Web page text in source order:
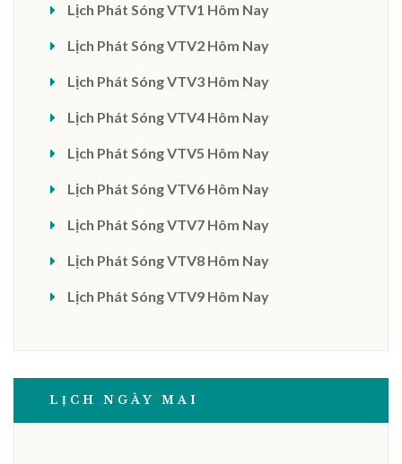
Lịch Phát Sóng VTV1 Hôm Nay
Lịch Phát Sóng VTV2 Hôm Nay
Lịch Phát Sóng VTV3 Hôm Nay
Lịch Phát Sóng VTV4 Hôm Nay
Lịch Phát Sóng VTV5 Hôm Nay
Lịch Phát Sóng VTV6 Hôm Nay
Lịch Phát Sóng VTV7 Hôm Nay
Lịch Phát Sóng VTV8 Hôm Nay
Lịch Phát Sóng VTV9 Hôm Nay
LỊCH NGÀY MAI